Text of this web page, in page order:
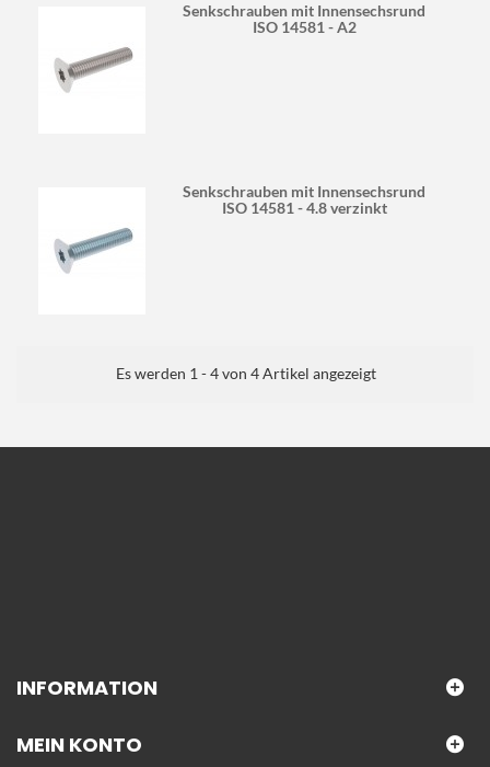
Senkschrauben mit Innensechsrund
ISO 14581 - A2
Senkschrauben mit Innensechsrund
ISO 14581 - 4.8 verzinkt
Es werden 1 - 4 von 4 Artikel angezeigt
INFORMATION
MEIN KONTO